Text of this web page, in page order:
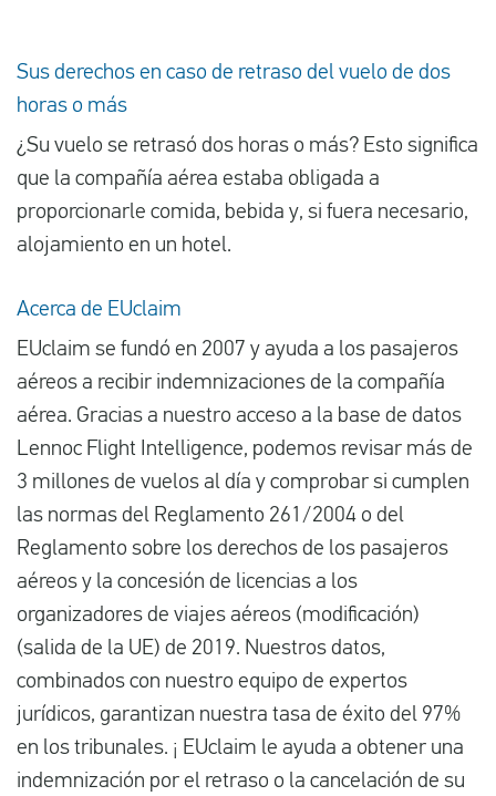
Sus derechos en caso de retraso del vuelo de dos
horas o más
¿Su vuelo se retrasó dos horas o más? Esto significa
que la compañía aérea estaba obligada a
proporcionarle comida, bebida y, si fuera necesario,
alojamiento en un hotel.
Acerca de EUclaim
EUclaim se fundó en 2007 y ayuda a los pasajeros
aéreos a recibir indemnizaciones de la compañía
aérea. Gracias a nuestro acceso a la base de datos
Lennoc Flight Intelligence, podemos revisar más de
3 millones de vuelos al día y comprobar si cumplen
las normas del Reglamento 261/2004 o del
Reglamento sobre los derechos de los pasajeros
aéreos y la concesión de licencias a los
organizadores de viajes aéreos (modificación)
(salida de la UE) de 2019. Nuestros datos,
combinados con nuestro equipo de expertos
jurídicos, garantizan nuestra tasa de éxito del 97%
en los tribunales. ¡ EUclaim le ayuda a obtener una
indemnización por el retraso o la cancelación de su